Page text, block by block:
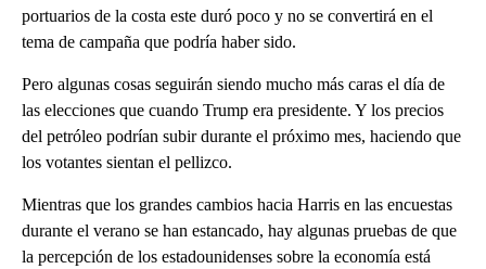
portuarios de la costa este duró poco y no se convertirá en el
tema de campaña que podría haber sido.
Pero algunas cosas seguirán siendo mucho más caras el día de
las elecciones que cuando Trump era presidente. Y los precios
del petróleo podrían subir durante el próximo mes, haciendo que
los votantes sientan el pellizco.
Mientras que los grandes cambios hacia Harris en las encuestas
durante el verano se han estancado, hay algunas pruebas de que
la percepción de los estadounidenses sobre la economía está